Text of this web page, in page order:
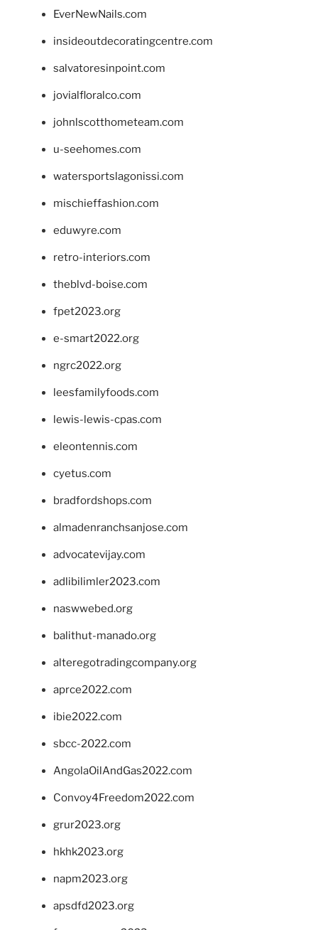
EverNewNails.com
insideoutdecoratingcentre.com
salvatoresinpoint.com
jovialfloralco.com
johnlscotthometeam.com
u-seehomes.com
watersportslagonissi.com
mischieffashion.com
eduwyre.com
retro-interiors.com
theblvd-boise.com
fpet2023.org
e-smart2022.org
ngrc2022.org
leesfamilyfoods.com
lewis-lewis-cpas.com
eleontennis.com
cyetus.com
bradfordshops.com
almadenranchsanjose.com
advocatevijay.com
adlibilimler2023.com
naswwebed.org
balithut-manado.org
alteregotradingcompany.org
aprce2022.com
ibie2022.com
sbcc-2022.com
AngolaOilAndGas2022.com
Convoy4Freedom2022.com
grur2023.org
hkhk2023.org
napm2023.org
apsdfd2023.org